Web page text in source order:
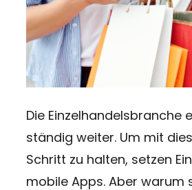
Die Einzelhandelsbranche
ständig weiter. Um mit
Schritt zu halten, setzen
mobile Apps. Aber warum